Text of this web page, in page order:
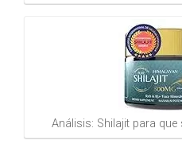
Análisis: Shilajit para